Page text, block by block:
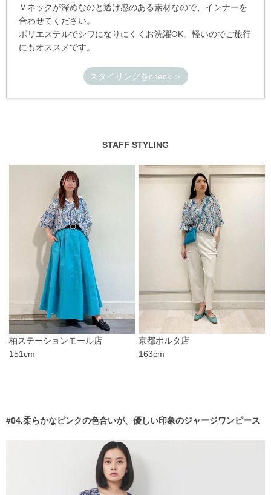
Ｖネックが深めなのと透け感のある素材なので、インナーを
合わせてください。
ポリエステルでシワになりにくくお洗濯OK。軽いのでご旅行
にもオススメです。
スタイリングをcheck ＞
STAFF STYLING
柏ステーションモール店
151cm
京都ポルタ店
163cm
#04.柔らかなピンクの色合いが、優しい印象のジャージワンピース